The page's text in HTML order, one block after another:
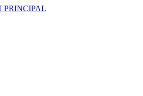
PRINCIPAL